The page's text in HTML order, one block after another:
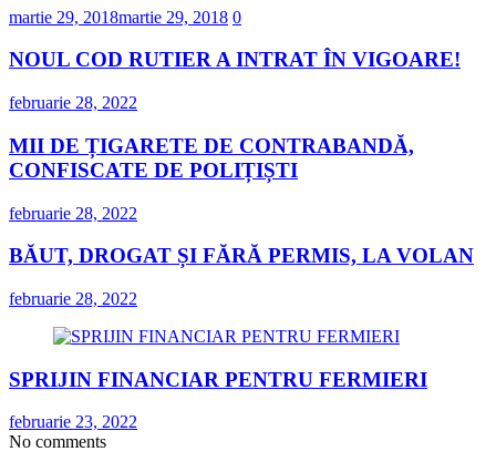
martie 29, 2018martie 29, 2018 0
NOUL COD RUTIER A INTRAT ÎN VIGOARE!
februarie 28, 2022
MII DE ȚIGARETE DE CONTRABANDĂ,
CONFISCATE DE POLIȚIȘTI
februarie 28, 2022
BĂUT, DROGAT ȘI FĂRĂ PERMIS, LA VOLAN
februarie 28, 2022
SPRIJIN FINANCIAR PENTRU FERMIERI
februarie 23, 2022
No comments